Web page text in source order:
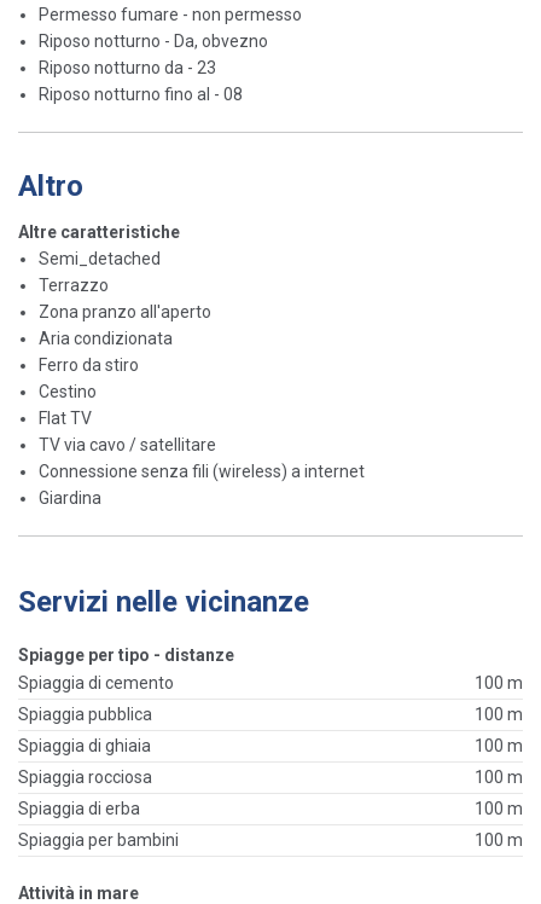
Permesso fumare - non permesso
Riposo notturno - Da, obvezno
Riposo notturno da - 23
Riposo notturno fino al - 08
Altro
Altre caratteristiche
Semi_detached
Terrazzo
Zona pranzo all'aperto
Aria condizionata
Ferro da stiro
Cestino
Flat TV
TV via cavo / satellitare
Connessione senza fili (wireless) a internet
Giardina
Servizi nelle vicinanze
Spiagge per tipo - distanze
Spiaggia di cemento
100 m
Spiaggia pubblica
100 m
Spiaggia di ghiaia
100 m
Spiaggia rocciosa
100 m
Spiaggia di erba
100 m
Spiaggia per bambini
100 m
Attività in mare